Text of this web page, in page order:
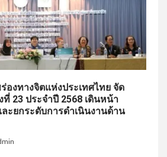
องทางจิตแห่งประเทศไทย จัด
23 ประจำปี 2568 เดินหน้า
ะยกระดับการดำเนินงานด้าน